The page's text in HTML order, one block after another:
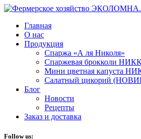
Главная
О нас
Продукция
Спаржа «А ля Николя»
Спаржевая брокколи
Мини цветная капуста
Салатный цикорий
Блог
Новости
Рецепты
Заказ и доставка
Follow us: